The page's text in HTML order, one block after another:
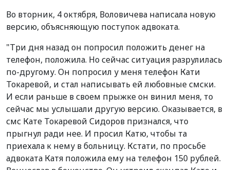
Во вторник, 4 октября, Воловичева написала новую
версию, объясняющую поступок адвоката.
"Три дня назад он попросил положить денег на
телефон, положила. Но сейчас ситуация разрулилась
по-другому. Он попросил у меня телефон Кати
Токаревой, и стал написывать ей любовные смски.
И если раньше в своем прыжке он винил меня, то
сейчас мы услышали другую версию. Оказывается, в
смс Кате Токаревой Сидоров признался, что
прыгнул ради нее. И просил Катю, чтобы та
приехала к нему в больницу. Кстати, по просьбе
адвоката Катя положила ему на телефон 150 рублей.